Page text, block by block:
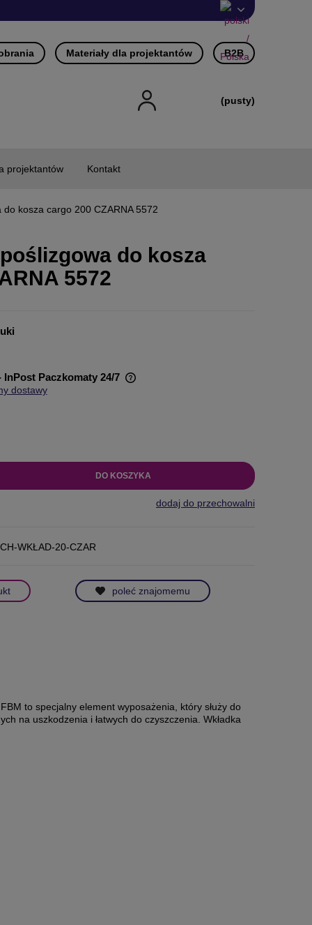
Materiały dla projektantów B2B
(pusty)
projektantów Kontakt
do kosza cargo 200 CZARNA 5572
do kosza
5572
InPost Paczkomaty 24/7
dostawy
DO KOSZYKA
dodaj do przechowalni
WKŁAD-20-CZAR
poleć znajomemu
to specjalny element wyposażenia, który służy do
na uszkodzenia i łatwych do czyszczenia. Wkładka